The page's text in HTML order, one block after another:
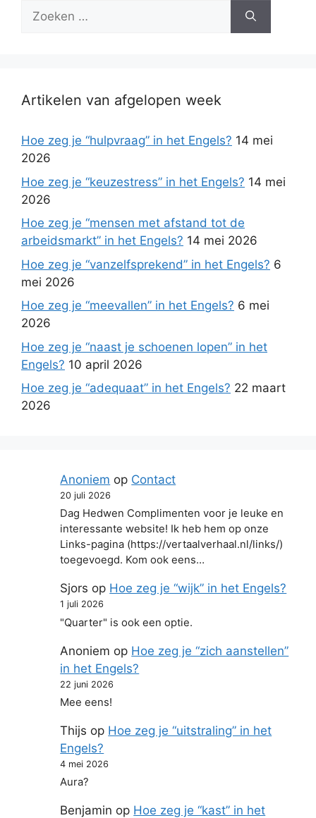
Zoek
Artikelen van afgelopen week
Hoe zeg je “hulpvraag” in het Engels? 14 mei
2026
Hoe zeg je “keuzestress” in het Engels? 14 mei
2026
Hoe zeg je “mensen met afstand tot de
arbeidsmarkt” in het Engels? 14 mei 2026
Hoe zeg je “vanzelfsprekend” in het Engels? 6
mei 2026
Hoe zeg je “meevallen” in het Engels? 6 mei
2026
Hoe zeg je “naast je schoenen lopen” in het
Engels? 10 april 2026
Hoe zeg je “adequaat” in het Engels? 22 maart
2026
Anoniem op Contact
20 juli 2026
Dag Hedwen Complimenten voor je leuke en
interessante website! Ik heb hem op onze
Links-pagina (https://vertaalverhaal.nl/links/)
toegevoegd. Kom ook eens…
Sjors op Hoe zeg je “wijk” in het Engels?
1 juli 2026
"Quarter" is ook een optie.
Anoniem op Hoe zeg je “zich aanstellen”
in het Engels?
22 juni 2026
Mee eens!
Thijs op Hoe zeg je “uitstraling” in het
Engels?
4 mei 2026
Aura?
Benjamin op Hoe zeg je “kast” in het